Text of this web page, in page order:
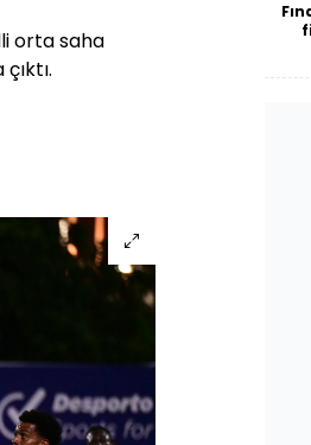
orta saha